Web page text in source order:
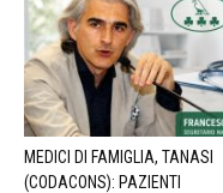
MEDICI DI FAMIGLIA, TANASI
(CODACONS): PAZIENTI